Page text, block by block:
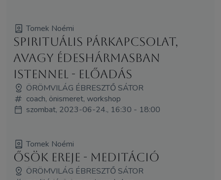
Tomek Noémi
Spirituális párkapcsolat,
avagy édeshármasban
Istennel - előadás
ÖRÖMVILÁG ÉBRESZTŐ SÁTOR
coach, önismeret, workshop
szombat, 2023-06-24., 16:30 - 18:00
Tomek Noémi
Ősök ereje - meditáció
ÖRÖMVILÁG ÉBRESZTŐ SÁTOR